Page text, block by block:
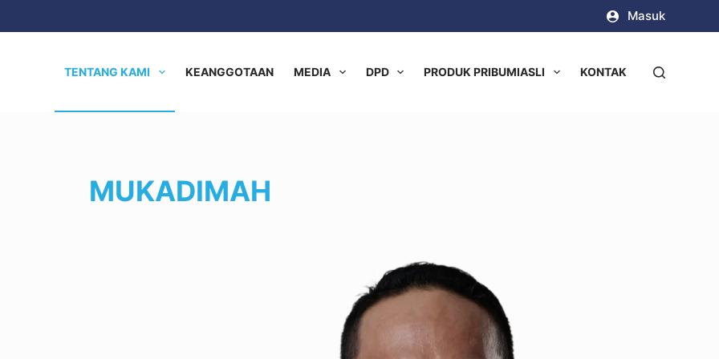
Masuk
TENTANG KAMI KEANGGOTAAN MEDIA DPD PRODUK PRIBUMIASLI KONTAK
MUKADIMAH